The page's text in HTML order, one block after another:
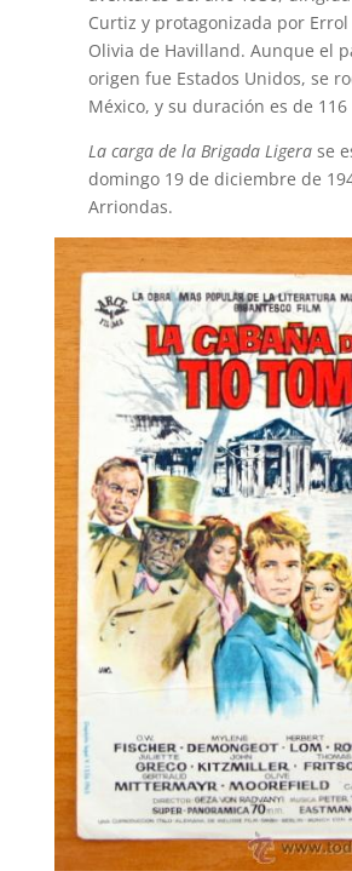
Curtiz y protagonizada por Errol
Olivia de Havilland. Aunque el
origen fue Estados Unidos, se
México, y su duración es de
La carga de la Brigada Ligera se
domingo 19 de diciembre de
Arriondas.